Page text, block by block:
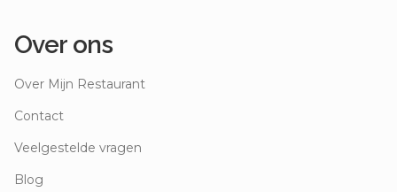
Over ons
Over Mijn Restaurant
Contact
Veelgestelde vragen
Blog